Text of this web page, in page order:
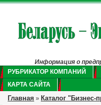
Информация о
РУБРИКАТОР КОМПАНИЙ
КАРТА САЙТА
Главная » Каталог "Бизнес-